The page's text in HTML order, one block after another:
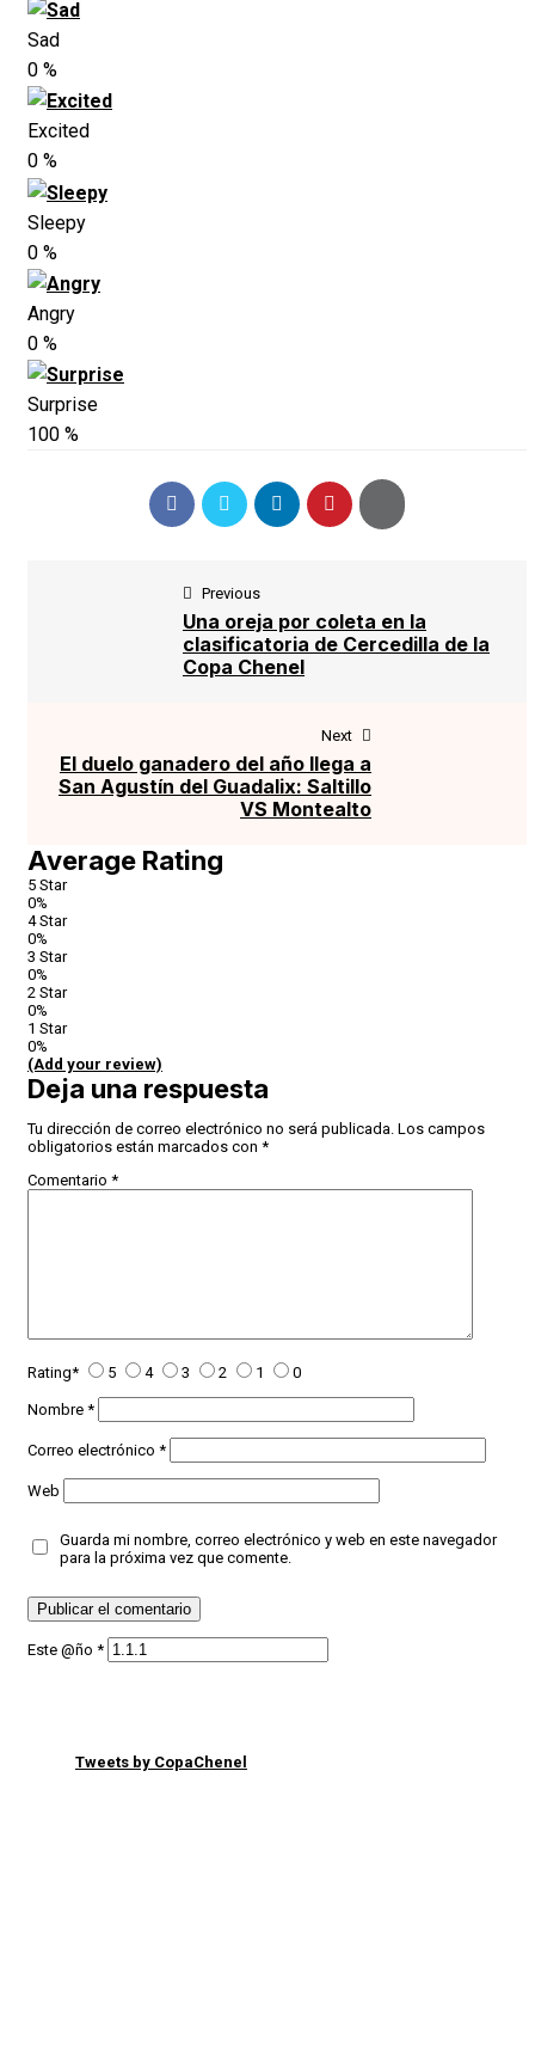
Sad
0 %
Excited
0 %
Sleepy
0 %
Angry
0 %
Surprise
100 %
Previous
Una oreja por coleta en la
clasificatoria de Cercedilla de la
Copa Chenel
Next
El duelo ganadero del año llega a
San Agustín del Guadalix: Saltillo
VS Montealto
Average Rating
5 Star
0%
4 Star
0%
3 Star
0%
2 Star
0%
1 Star
0%
(Add your review)
Deja una respuesta
Tu dirección de correo electrónico no será publicada. Los campos
obligatorios están marcados con *
Comentario *
Rating* 5 4 3 2 1 0
Nombre *
Correo electrónico *
Web
Guarda mi nombre, correo electrónico y web en este navegador
para la próxima vez que comente.
Este @ño *
Tweets by CopaChenel